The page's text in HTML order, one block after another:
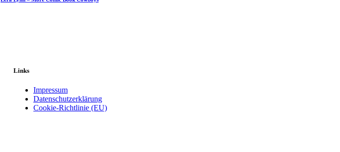
Links
Impressum
Datenschutzerklärung
Cookie-Richtlinie (EU)